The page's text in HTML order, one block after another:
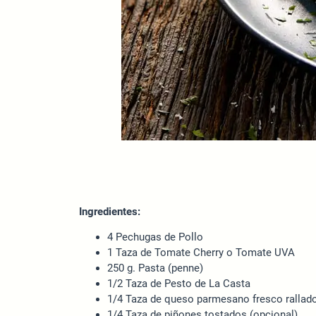
Ingredientes:
4 Pechugas de Pollo
1 Taza de Tomate Cherry o Tomate UVA
250 g. Pasta (penne)
1/2 Taza de Pesto de La Casta
1/4 Taza de queso parmesano fresco